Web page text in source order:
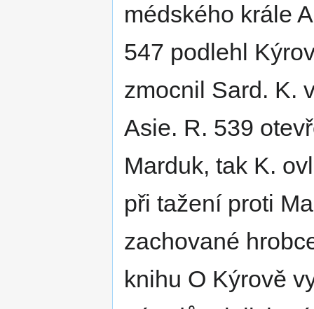
médského krále
547 podlehl
zmocnil Sard. K.
Asie. R. 539
Marduk, tak K.
při tažení proti
zachované
knihu O Kýrově